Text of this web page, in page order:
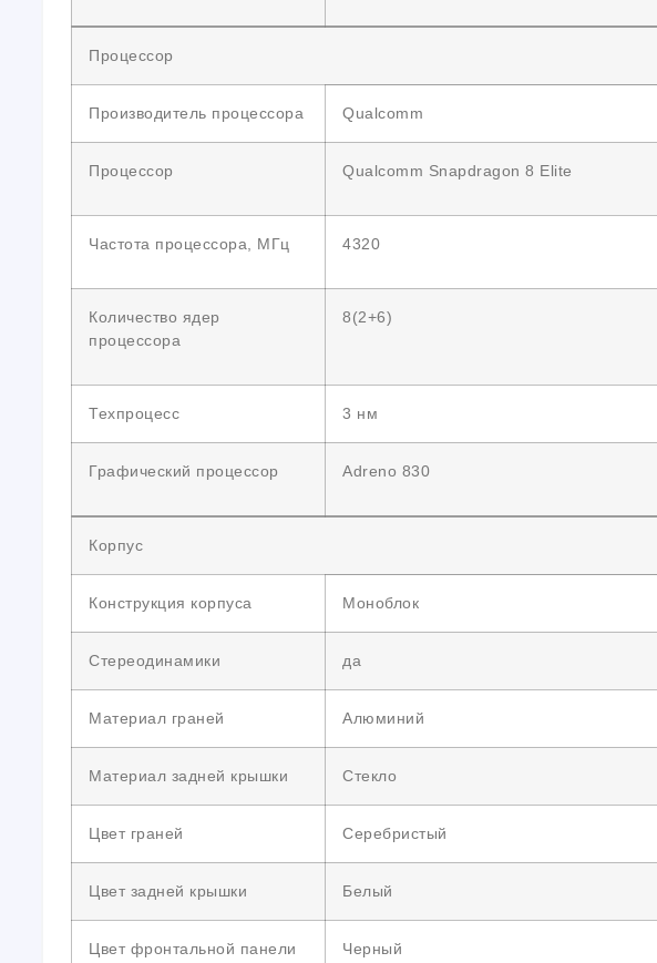
Процессор
Производитель процессора Qualcomm
Процессор Qualcomm Snapdragon 8 Elite
Частота процессора, МГц 4320
Количество ядер
процессора
8(2+6)
Техпроцесс 3 нм
Графический процессор Adreno 830
Корпус
Конструкция корпуса Моноблок
Стереодинамики да
Материал граней Алюминий
Материал задней крышки Стекло
Цвет граней Серебристый
Цвет задней крышки Белый
Цвет фронтальной панели Черный